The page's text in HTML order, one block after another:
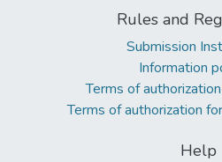
Rules and
Submission
Information
Terms of
Terms of authorization
Help